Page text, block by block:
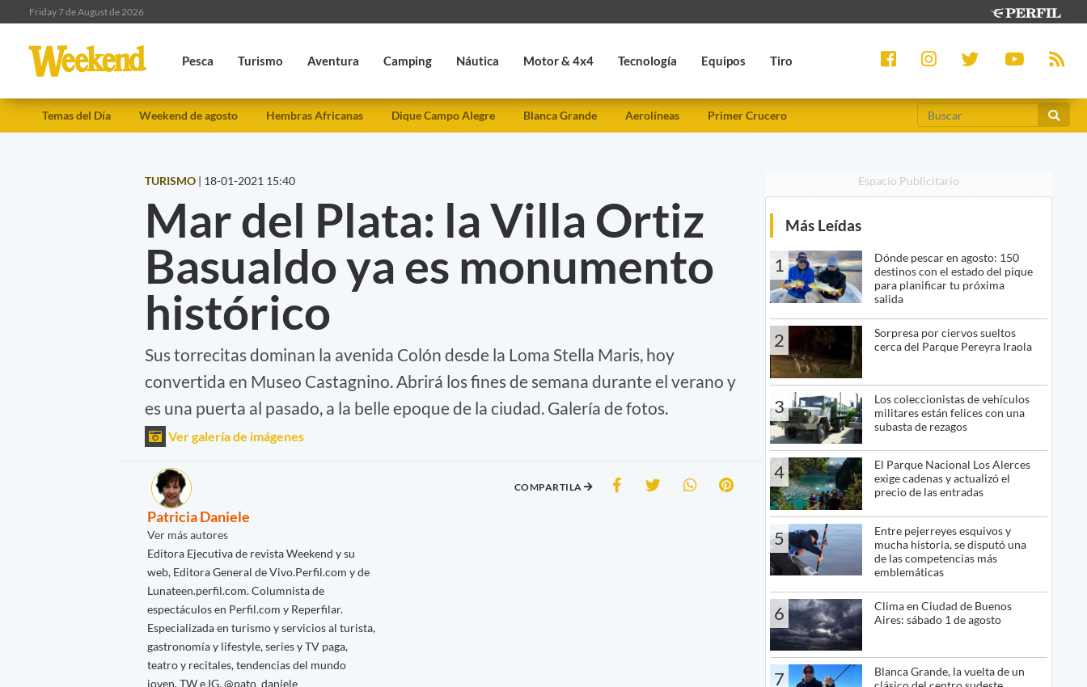
Friday 7 de August de 2026
Pesca Turismo Aventura Camping Náutica Motor & 4x4 Tecnología Equipos Tiro
Temas del Día Weekend de agosto Hembras Africanas Dique Campo Alegre Blanca Grande Aerolíneas Primer Crucero
TURISMO | 18-01-2021 15:40
Mar del Plata: la Villa Ortiz
Basualdo ya es monumento
histórico
Sus torrecitas dominan la avenida Colón desde la Loma Stella Maris, hoy
convertida en Museo Castagnino. Abrirá los fines de semana durante el verano y
es una puerta al pasado, a la belle epoque de la ciudad. Galería de fotos.
Ver galería de imágenes
Patricia Daniele
Ver más autores
Editora Ejecutiva de revista Weekend y su
web, Editora General de Vivo.Perfil.com y de
Lunateen.perfil.com. Columnista de
espectáculos en Perfil.com y Reperfilar.
Especializada en turismo y servicios al turista,
gastronomía y lifestyle, series y TV paga,
teatro y recitales, tendencias del mundo
joven. TW e IG. @pato_daniele
COMPARTILA
Espacio Publicitario
Más Leídas
1
Dónde pescar en agosto: 150
destinos con el estado del pique
para planificar tu próxima
salida
2
Sorpresa por ciervos sueltos
cerca del Parque Pereyra Iraola
3
Los coleccionistas de vehículos
militares están felices con una
subasta de rezagos
4
El Parque Nacional Los Alerces
exige cadenas y actualizó el
precio de las entradas
5
Entre pejerreyes esquivos y
mucha historia, se disputó una
de las competencias más
emblemáticas
6
Clima en Ciudad de Buenos
Aires: sábado 1 de agosto
7
Blanca Grande, la vuelta de un